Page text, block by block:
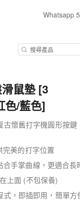
Whatsapp
鼠墊 [3
色/藍色]
懷舊打字機圓形按鍵
完美的打字位置
手掌曲線，更適合長
上面 (不包保養)
式，即插即用，簡單方